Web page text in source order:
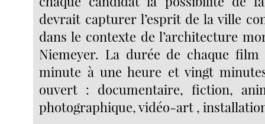
devrait capturer l’esprit de la ville
dans le contexte de l’architecture
Niemeyer. La durée de chaque film
minute à une heure et vingt
ouvert : documentaire, fiction,
photographique, vidéo-art ,